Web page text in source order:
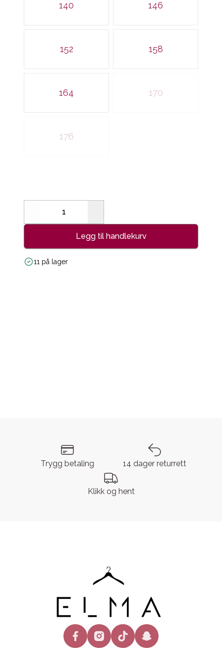
140 146
152 158
164 170
176
Decrease
Legg til handlekurv
11 på lager
Trygg betaling 14 dager returrett
Klikk og hent
facebookinstagramtiktok snapchat